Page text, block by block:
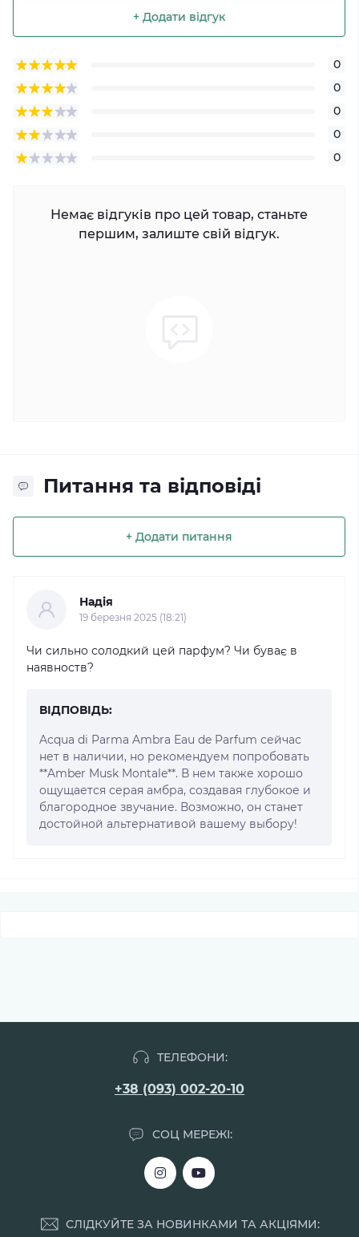
+ Додати відгук
0
0
0
0
0
Немає відгуків про цей товар, станьте
першим, залиште свій відгук.
Питання та відповіді
+ Додати питання
Надія
19 березня 2025 (18:21)
Чи сильно солодкий цей парфум? Чи буває в
наявноств?
ВІДПОВІДЬ:
Acqua di Parma Ambra Eau de Parfum сейчас
нет в наличии, но рекомендуем попробовать
**Amber Musk Montale**. В нем также хорошо
ощущается серая амбра, создавая глубокое и
благородное звучание. Возможно, он станет
достойной альтернативой вашему выбору!
ТЕЛЕФОНИ:
+38 (093) 002-20-10
СОЦ МЕРЕЖІ:
СЛІДКУЙТЕ ЗА НОВИНКАМИ ТА АКЦІЯМИ: